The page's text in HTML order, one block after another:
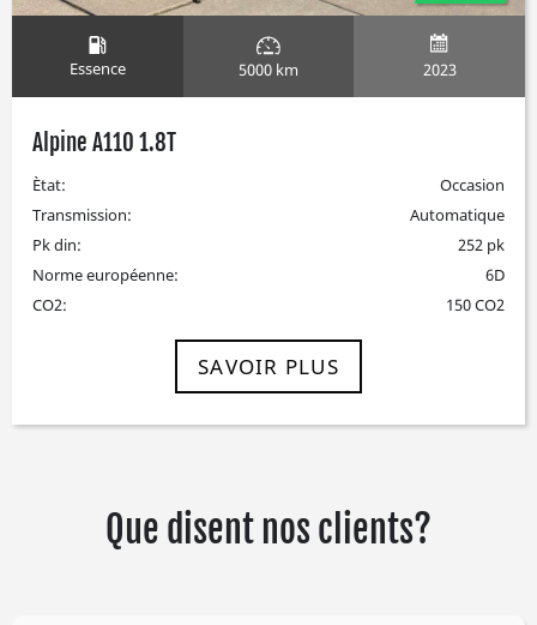
Essence 5000 km 2023
Alpine A110 1.8T
Ètat:
Occasion
Transmission:
Automatique
Pk din:
252 pk
Norme européenne:
6D
CO2:
150 CO2
SAVOIR PLUS
Que disent nos clients?